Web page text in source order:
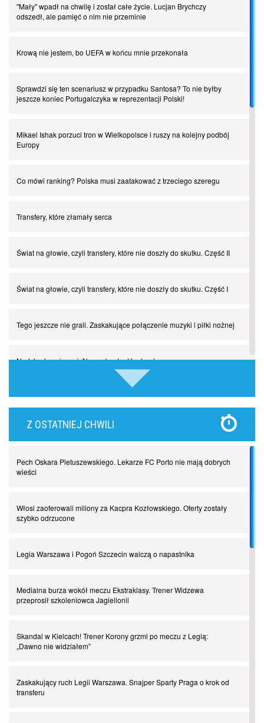
"Mały" wpadł na chwilę i został całe życie. Lucjan Brychczy
odszedł, ale pamięć o nim nie przeminie
Krową nie jestem, bo UEFA w końcu mnie przekonała
Sprawdzi się ten scenariusz w przypadku Santosa? To nie byłby
jeszcze koniec Portugalczyka w reprezentacji Polski!
Mikael Ishak porzuci tron w Wielkopolsce i ruszy na kolejny podbój
Europy
Co mówi ranking? Polska musi zaatakować z trzeciego szeregu
Transfery, które złamały serca
Świat na głowie, czyli transfery, które nie doszły do skutku. Część II
Świat na głowie, czyli transfery, które nie doszły do skutku. Część I
Tego jeszcze nie grali. Zaskakujące połączenie muzyki i piłki nożnej
Nadchodzą giganci. Nunez kontra Haaland
Lewandowski kontra Bayern. Czy wilk będzie syty, a owca cała?
Piłkarz z numerem 47. Phil Foden i inne przypadki
Spadkowicze z Serie A. Komu powiemy ciao?
Chłopak z pizzerii. Kim był zmarły Mino Raiola?
Manchester United. Czy magik z Holandii odczaruje przeklętą
drużynę?
Z OSTATNIEJ CHWILI
Pech Oskara Pietuszewskiego. Lekarze FC Porto nie mają dobrych
wieści
Włosi zaoferowali miliony za Kacpra Kozłowskiego. Oferty zostały
szybko odrzucone
Legia Warszawa i Pogoń Szczecin walczą o napastnika
Medialna burza wokół meczu Ekstraklasy. Trener Widzewa
przeprosił szkoleniowca Jagiellonii
Skandal w Kielcach! Trener Korony grzmi po meczu z Legią:
„Dawno nie widziałem”
Zaskakujący ruch Legii Warszawa. Snajper Sparty Praga o krok od
transferu